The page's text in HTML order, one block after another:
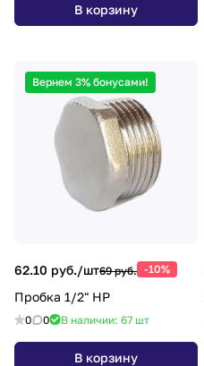
В корзину
Вернем 3% бонусами!
62.10 руб./шт69 руб. -10%
Пробка 1/2" НР
0 0 В наличии: 67 шт
В корзину